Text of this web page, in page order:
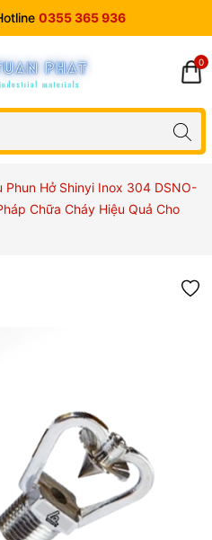
0355 365 936
0
Phun Hở Shinyi Inox 304 DSNO-
Chữa Cháy Hiệu Quả Cho